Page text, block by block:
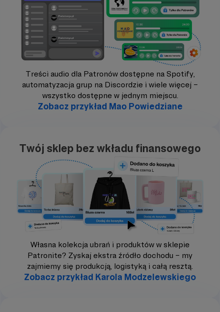
Treści audio dla Patronów dostępne na Spotify,
automatyzacja grup na Discordzie i wiele więcej –
wszystko dostępne w jednym miejscu.
Zobacz przykład Mao Powiedziane
Twój sklep bez wkładu finansowego
Własna kolekcja ubrań i produktów w sklepie
Patronite? Zyskaj ekstra źródło dochodu – my
zajmiemy się produkcją, logistyką i całą resztą.
Zobacz przykład Karola Modzelewskiego